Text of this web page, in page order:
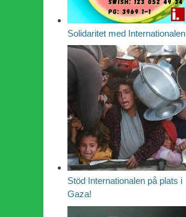
Solidaritet med Internationalen
Stöd Internationalen på plats i
Gaza!